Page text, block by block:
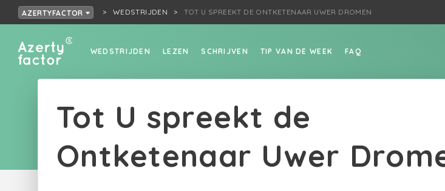
AZERTYFACTOR WEDSTRIJDEN TOT U SPREEKT DE ONTKETENAAR UWER DROMEN
WEDSTRIJDEN LEZEN SCHRIJVEN TIP VAN DE WEEK FAQ
Tot U spreekt de
Ontketenaar Uwer